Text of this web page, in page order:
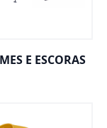
E ESCORAS